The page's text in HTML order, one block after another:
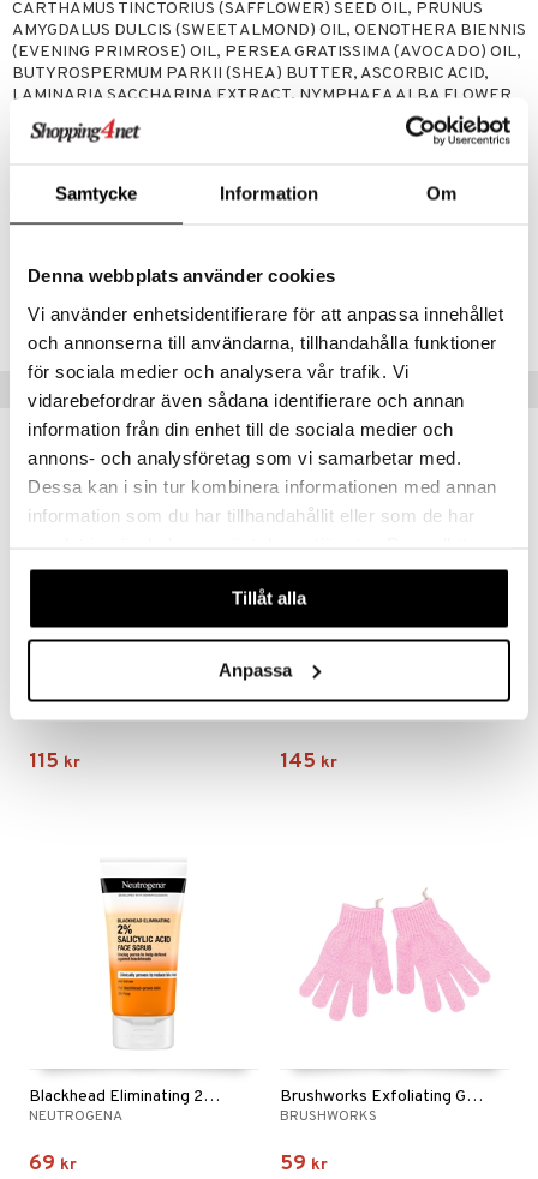
Samtycke Information Om
Denna webbplats använder cookies
Vi använder enhetsidentifierare för att anpassa innehållet
och annonserna till användarna, tillhandahålla funktioner
för sociala medier och analysera vår trafik. Vi
vidarebefordrar även sådana identifierare och annan
information från din enhet till de sociala medier och
annons- och analysföretag som vi samarbetar med.
Dessa kan i sin tur kombinera informationen med annan
information som du har tillhandahållit eller som de har
våra cookies vid fortsatt användande av vår webbplats.
Tillåt alla
Anpassa
CARTHAMUS TINCTORIUS (SAFFLOWER) SEED OIL, PRUNUS
AMYGDALUS DULCIS (SWEET ALMOND) OIL, OENOTHERA BIENNIS
(EVENING PRIMROSE) OIL, PERSEA GRATISSIMA (AVOCADO) OIL,
BUTYROSPERMUM PARKII (SHEA) BUTTER, ASCORBIC ACID,
LAMINARIA SACCHARINA EXTRACT, NYMPHAEA ALBA FLOWER
EXTRACT, RETINYL PALMITATE, TOCOPHEROL, CITRUS
AURANTIUM DULCIS (ORANGE) OIL, CI 19140 (YELLOW S), CL
Artikelnr
Lägsta pris senaste 30 dagarna: 99 kr
Populära produkter
IDA WARG Vitalizing Enzyme Body Peel
115 kr
Indy Beauty 5% AHA Renewing Face & Body Serum
145 kr
Blackhead Eliminating 2% Salicylic Acid Face Scrub
NEUTROGENA
69 kr
Brushworks Exfoliating Gloves
BRUSHWORKS
59 kr